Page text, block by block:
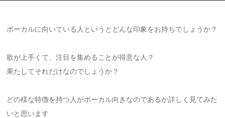
ボーカルに向いている人というとどんな印象をお持ちでしょうか？
歌が上手くて、注目を集めることが得意な人？
果たしてそれだけなのでしょうか？
どの様な特徴を持つ人がボーカル向きなのであるか詳しく見てみた
いと思います